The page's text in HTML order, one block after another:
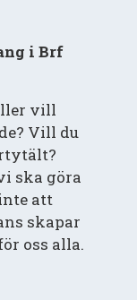
i Brf
vill
Vill du
ska göra
att
skapar
oss alla.